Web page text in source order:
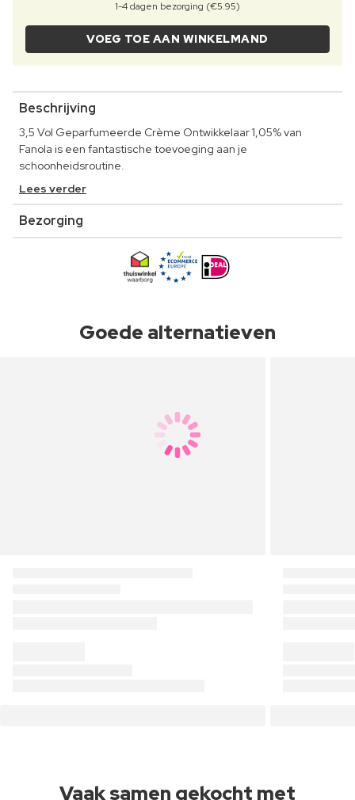
1-4 dagen bezorging (€5.95)
VOEG TOE AAN WINKELMAND
Beschrijving
3,5 Vol Geparfumeerde Crème Ontwikkelaar 1,05% van
Fanola is een fantastische toevoeging aan je
schoonheidsroutine.
Lees verder
Bezorging
Goede alternatieven
Vaak samen gekocht met